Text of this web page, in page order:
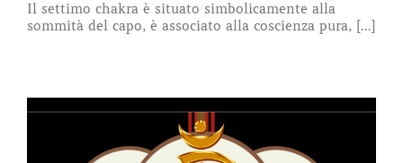
Il settimo chakra è situato simbolicamente alla
sommità del capo, è associato alla coscienza pura, [...]